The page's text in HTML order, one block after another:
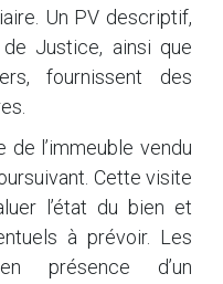
Un PV descriptif,
Justice, ainsi que
fournissent des
de l’immeuble vendu
Cette visite
l’état du bien et
à prévoir. Les
présence d’un